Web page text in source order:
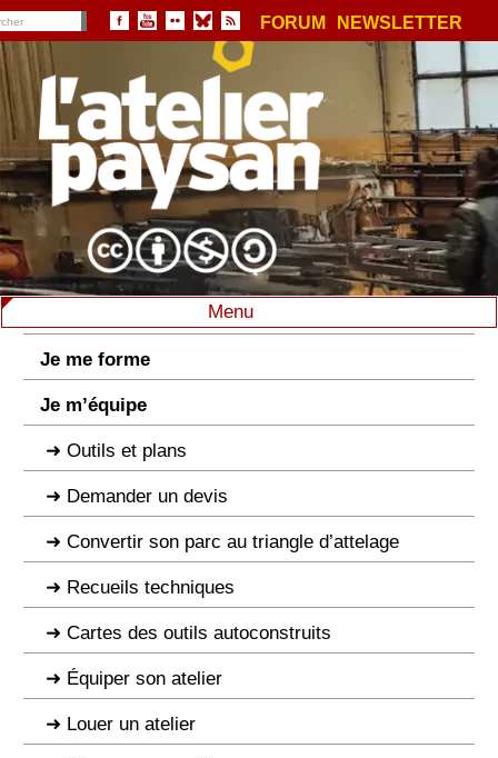
FORUM NEWSLETTER
Menu
Je me forme
Je m’équipe
Outils et plans
Demander un devis
Convertir son parc au triangle d’attelage
Recueils techniques
Cartes des outils autoconstruits
Équiper son atelier
Louer un atelier